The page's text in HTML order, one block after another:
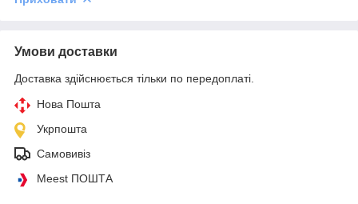
Умови доставки
Доставка здійснюється тільки по передоплаті.
Нова Пошта
Укрпошта
Самовивіз
Meest ПОШТА